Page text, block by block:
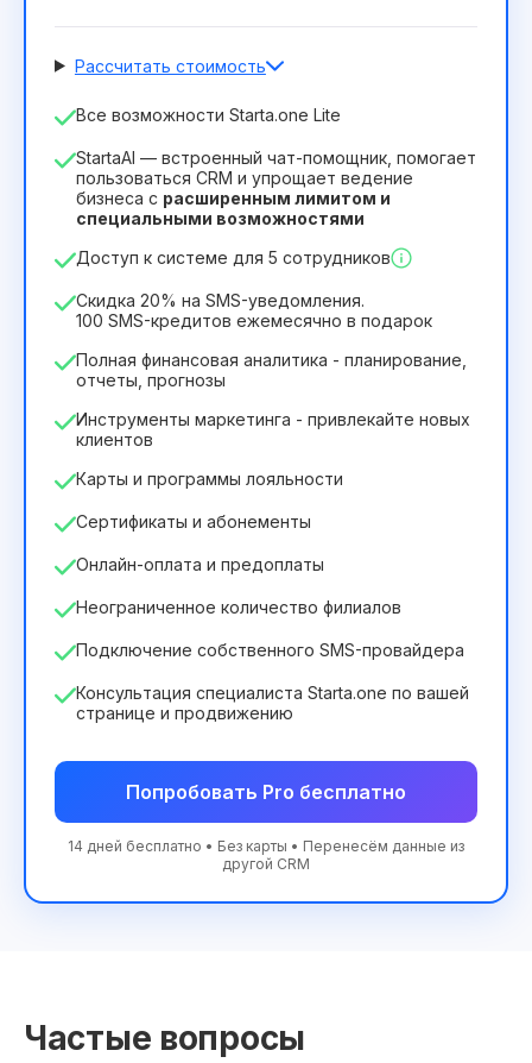
Рассчитать стоимость
Количество сотрудников
Срок действия лицензии
12 Months(скидка -25%) Выгодный
349₴ 244₴/месяц
Все возможности Starta.one Lite
StartaAI — встроенный чат-помощник, помогает
пользоваться CRM и упрощает ведение
бизнеса с расширенным лимитом и
специальными возможностями
Доступ к системе для 5 сотрудников
Скидка 20% на SMS-уведомления.
100 SMS-кредитов ежемесячно в подарок
Полная финансовая аналитика - планирование,
отчеты, прогнозы
Инструменты маркетинга - привлекайте новых
клиентов
Карты и программы лояльности
Сертификаты и абонементы
Онлайн-оплата и предоплаты
Неограниченное количество филиалов
Подключение собственного SMS-провайдера
Консультация специалиста Starta.one по вашей
странице и продвижению
Попробовать Pro бесплатно
14 дней бесплатно • Без карты • Перенесём данные из
другой CRM
Частые вопросы